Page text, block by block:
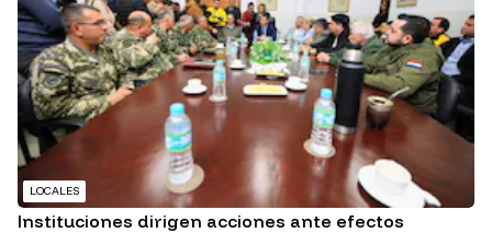
LOCALES
Instituciones dirigen acciones ante efectos